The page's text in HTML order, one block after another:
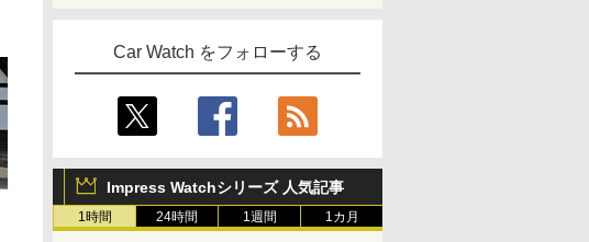
Car Watch をフォローする
Impress Watchシリーズ 人気記事
1時間 24時間 1週間 1カ月